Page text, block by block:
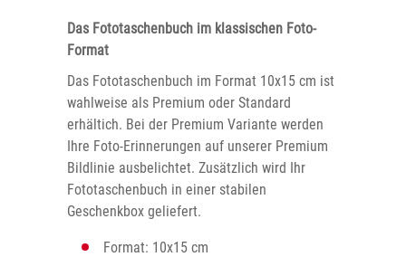
Das Fototaschenbuch im klassischen Foto-
Format
Das Fototaschenbuch im Format 10x15 cm ist
wahlweise als Premium oder Standard
erhältich. Bei der Premium Variante werden
Ihre Foto-Erinnerungen auf unserer Premium
Bildlinie ausbelichtet. Zusätzlich wird Ihr
Fototaschenbuch in einer stabilen
Geschenkbox geliefert.
Format: 10x15 cm